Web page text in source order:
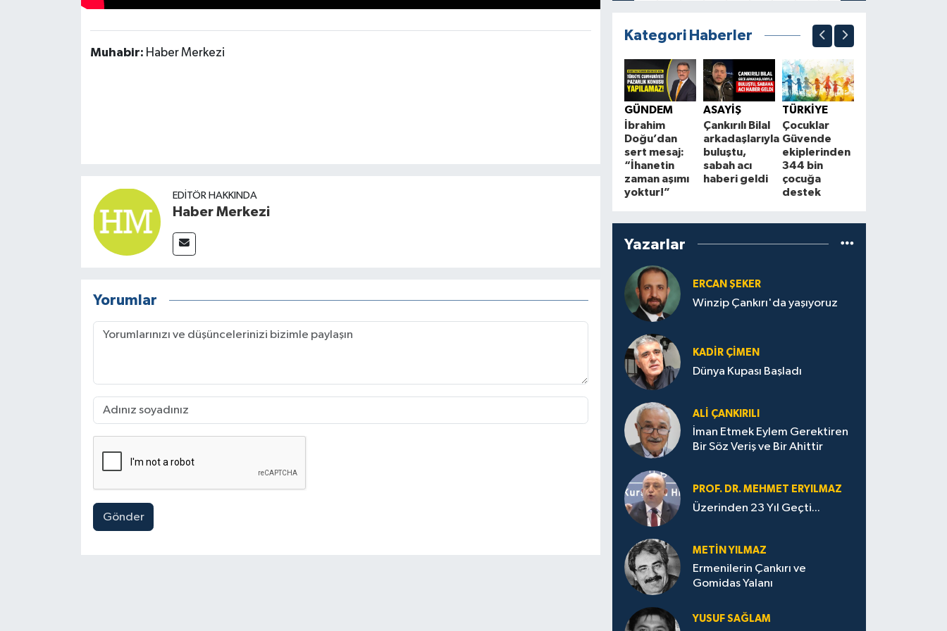
Muhabir: Haber Merkezi
EDITÖR HAKKINDA
Haber Merkezi
Yorumlar
Gönder
Kategori Haberler
GÜNDEM
İbrahim
Doğu’dan
sert mesaj:
“İhanetin
zaman aşımı
yoktur!”
ASAYİŞ
Çankırılı Bilal
arkadaşlarıyla
buluştu,
sabah acı
haberi geldi
TÜRKİYE
Çocuklar
Güvende
ekiplerinden
344 bin
çocuğa
destek
Yazarlar
ERCAN ŞEKER
Winzip Çankırı'da yaşıyoruz
KADIR ÇIMEN
Dünya Kupası Başladı
ALI ÇANKIRILI
İman Etmek Eylem Gerektiren
Bir Söz Veriş ve Bir Ahittir
PROF. DR. MEHMET ERYILMAZ
Üzerinden 23 Yıl Geçti...
METIN YILMAZ
Ermenilerin Çankırı ve
Gomidas Yalanı
YUSUF SAĞLAM